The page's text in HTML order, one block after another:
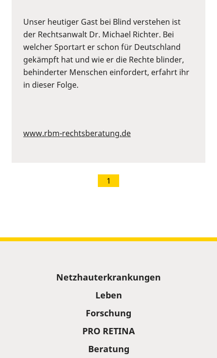
Unser heutiger Gast bei Blind verstehen ist
der Rechtsanwalt Dr. Michael Richter. Bei
welcher Sportart er schon für Deutschland
gekämpft hat und wie er die Rechte blinder,
behinderter Menschen einfordert, erfahrt ihr
in dieser Folge.
www.rbm-rechtsberatung.de
1
Netzhauterkrankungen
Leben
Forschung
PRO RETINA
Beratung